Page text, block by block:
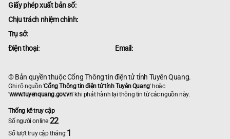
Giấy phép xuất bản số:
Chịu trách nhiệm chính:
Trụ sở:
Điện thoại:
Email:
© Bản quyền thuộc Cổng Thông tin điện tử tỉnh Tuyên Quang.
Ghi rõ nguồn 'Cổng Thông tin điện tử tỉnh Tuyên Quang' hoặc
'www.tuyenquang.gov.vn' khi phát hành lại thông tin từ các nguồn này.
Thống kê truy cập
Số người online:22
Số lượt truy cập tháng:1